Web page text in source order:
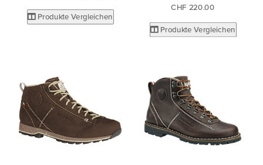
Produkte Vergleichen
CHF 220.00
Produkte Vergleichen